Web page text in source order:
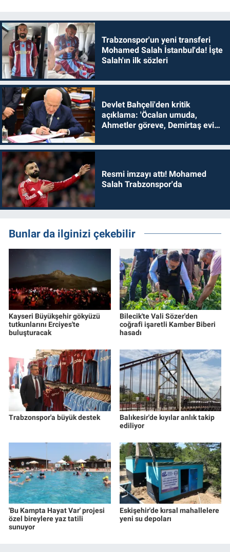
Trabzonspor'un yeni transferi
Mohamed Salah İstanbul'da! İşte
Salah'ın ilk sözleri
Devlet Bahçeli'den kritik
açıklama: 'Öcalan umuda,
Ahmetler göreve, Demirtaş evine
Resmi imzayı attı! Mohamed
Salah Trabzonspor'da
Bunlar da ilginizi çekebilir
Kayseri Büyükşehir gökyüzü
tutkunlarını Erciyes'te
buluşturacak
Bilecik'te Vali Sözer'den
coğrafi işaretli Kamber Biberi
hasadı
Trabzonspor'a büyük destek
Balıkesir'de kıyılar anlık takip
ediliyor
'Bu Kampta Hayat Var' projesi
özel bireylere yaz tatili
sunuyor
Eskişehir'de kırsal mahallelere
yeni su depoları